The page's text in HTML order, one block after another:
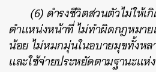
(6) ดำรงชีวิตส่วนตัวไม่ให้
ตำแหน่งหน้าที่ ไม่ทำผิดกฎหมาย
น้อย ไม่หมกมุ่นในอบายมุขทั้งหล
และใช้จ่ายประหยัดตามฐานะแห่